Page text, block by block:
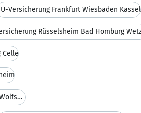
Versicherung Frankfurt Wiesbaden Kassel
Celle
BU-Versicherung Salzgitter Wilhelmshaven Wolfsburg